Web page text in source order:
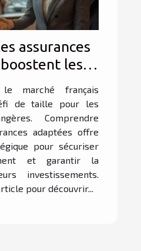
assurances
les
entreprises
en France ?
le marché français
de taille pour les
Comprendre
adaptées offre
pour sécuriser
et garantir la
investissements.
pour découvrir...